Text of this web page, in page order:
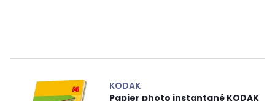
KODAK
Papier photo instantané KODAK